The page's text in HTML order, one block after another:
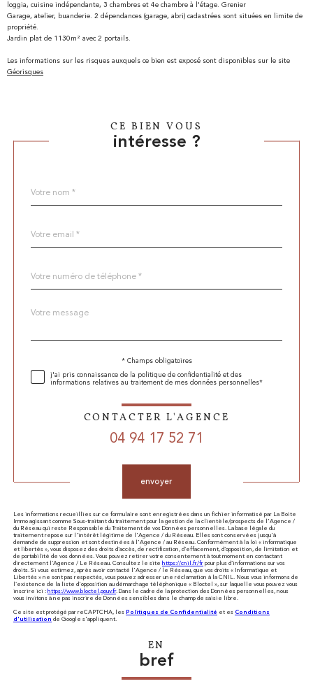
loggia, cuisine indépendante, 3 chambres et 4e chambre à l'étage. Grenier
Garage, atelier, buanderie. 2 dépendances (garage, abri) cadastrées sont situées en limite de
propriété.
Jardin plat de 1130m² avec 2 portails.
Les informations sur les risques auxquels ce bien est exposé sont disponibles sur le site
Géorisques
CE BIEN VOUS
intéresse ?
*
*
*
Fieldset
Message
* Champs obligatoires
j'ai pris connaissance de la politique de confidentialité et des
informations relatives au traitement de mes données personnelles*
CONTACTER L'AGENCE
04 94 17 52 71
envoyer
Les informations recueillies sur ce formulaire sont enregistrées dans un fichier informatisé par La Boite
Immo agissant comme Sous-traitant du traitement pour la gestion de la clientèle/prospects de l'Agence /
du Réseau qui reste Responsable du Traitement de vos Données personnelles. La base légale du
traitement repose sur l'intérêt légitime de l'Agence / du Réseau. Elles sont conservées jusqu'à
demande de suppression et sont destinées à l'Agence / au Réseau. Conformément à la loi « informatique
et libertés », vous disposez des droits d’accès, de rectification, d’effacement, d’opposition, de limitation et
de portabilité de vos données. Vous pouvez retirer votre consentement à tout moment en contactant
directement l’Agence / Le Réseau. Consultez le site https://cnil.fr/fr pour plus d’informations sur vos
droits. Si vous estimez, après avoir contacté l'Agence / le Réseau, que vos droits « Informatique et
Libertés » ne sont pas respectés, vous pouvez adresser une réclamation à la CNIL. Nous vous informons de
l’existence de la liste d'opposition au démarchage téléphonique « Bloctel », sur laquelle vous pouvez vous
inscrire ici : https://www.bloctel.gouv.fr. Dans le cadre de la protection des Données personnelles, nous
vous invitons à ne pas inscrire de Données sensibles dans le champ de saisie libre.
Ce site est protégé par reCAPTCHA, les Politiques de Confidentialité et es Conditions
d'utilisation de Google s'appliquent.
EN
bref